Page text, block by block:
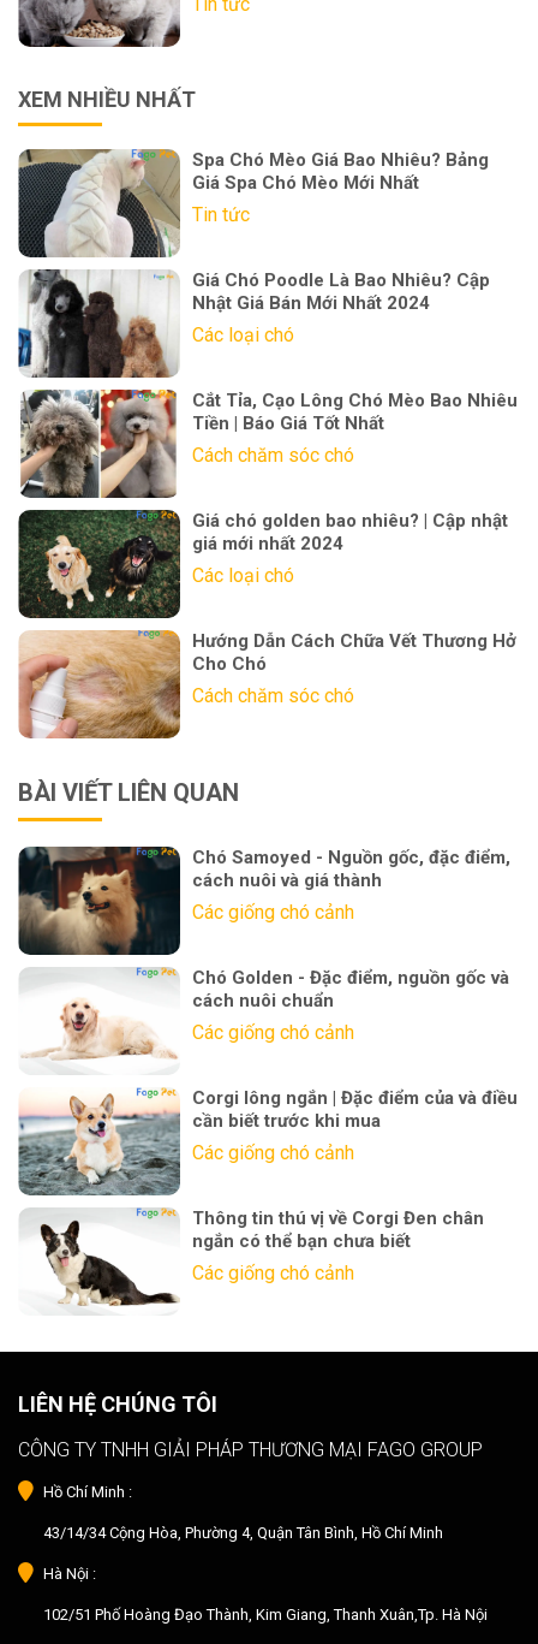
XEM NHIỀU NHẤT
Spa Chó Mèo Giá Bao Nhiêu? Bảng
Giá Spa Chó Mèo Mới Nhất
Tin tức
Giá Chó Poodle Là Bao Nhiêu? Cập
Nhật Giá Bán Mới Nhất 2024
Các loại chó
Cắt Tỉa, Cạo Lông Chó Mèo Bao Nhiêu
Tiền | Báo Giá Tốt Nhất
Cách chăm sóc chó
Giá chó golden bao nhiêu? | Cập nhật
giá mới nhất 2024
Các loại chó
Hướng Dẫn Cách Chữa Vết Thương Hở
Cho Chó
Cách chăm sóc chó
BÀI VIẾT LIÊN QUAN
Chó Samoyed - Nguồn gốc, đặc điểm,
cách nuôi và giá thành
Các giống chó cảnh
Chó Golden - Đặc điểm, nguồn gốc và
cách nuôi chuẩn
Các giống chó cảnh
Corgi lông ngắn | Đặc điểm của và điều
cần biết trước khi mua
Các giống chó cảnh
Thông tin thú vị về Corgi Đen chân
ngắn có thể bạn chưa biết
Các giống chó cảnh
LIÊN HỆ CHÚNG TÔI
CÔNG TY TNHH GIẢI PHÁP THƯƠNG MẠI FAGO GROUP
Hồ Chí Minh :
43/14/34 Cộng Hòa, Phường 4, Quận Tân Bình, Hồ Chí Minh
Hà Nội :
102/51 Phố Hoàng Đạo Thành, Kim Giang, Thanh Xuân,Tp. Hà Nội